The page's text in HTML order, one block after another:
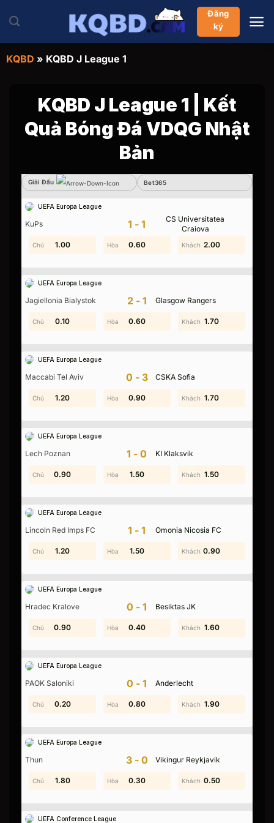
qua
dung
Đăng
ký
KQBD » KQBD J League 1
KQBD J League 1 | Kết
Quả Bóng Đá VDQG Nhật
Bản
Giải Đấu Bet365
UEFA Europa League
KuPs 1-1
CS Universitatea
Craiova
2.00
1.60 0.60
1.00 0.60 2.00
UEFA Europa League
Jagiellonia Bialystok 2-1 Glasgow Rangers
0.20 2.00 1.00
0.10 0.60 1.70
UEFA Europa League
Maccabi Tel Aviv 0-3 CSKA Sofia
1.00 0.60 1.10
1.20 0.90 1.70
UEFA Europa League
Lech Poznan 1-0 KI Klaksvik
1.70 1.40 1.80
0.90 1.50 1.50
UEFA Europa League
Lincoln Red Imps FC 1-1 Omonia Nicosia FC
0.20 1.20 0.70
1.20 1.50 0.90
UEFA Europa League
Hradec Kralove 0-1 Besiktas JK
0.20 1.30 0.70
0.90 0.40 1.60
UEFA Europa League
PAOK Saloniki 0-1 Anderlecht
1.90 2.00 2.00
0.20 0.80 1.90
UEFA Europa League
Thun 3-0 Vikingur Reykjavik
0.70 0.30 1.40
1.80 0.30 0.50
UEFA Conference League
Sbobet
Không có dữ liệu vui lòng chọn bộ lọc khác
Chuyên trang